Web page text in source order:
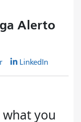
Alerto
LinkedIn